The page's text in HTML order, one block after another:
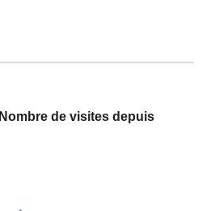
Nombre de visites depuis